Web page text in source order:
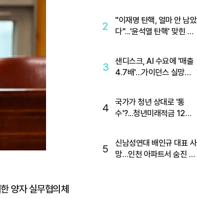
지
양자 실무협의체
2
"이재명 탄핵, 얼마 안 남았
다"...'윤석열 탄핵' 맞힌 무
3
샌디스크, AI 수요에 '매출
4.7배'…가이던스 실망에
4
국가가 청년 상대로 '통
수'?...청년미래적금 12%
5
신남성연대 배인규 대표 사
망…인천 아파트서 숨진 채